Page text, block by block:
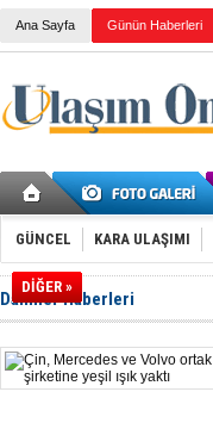
Ana Sayfa Günün Haberleri
GÜNCEL KARA ULAŞIMI
DİĞER »
Daimler Haberleri